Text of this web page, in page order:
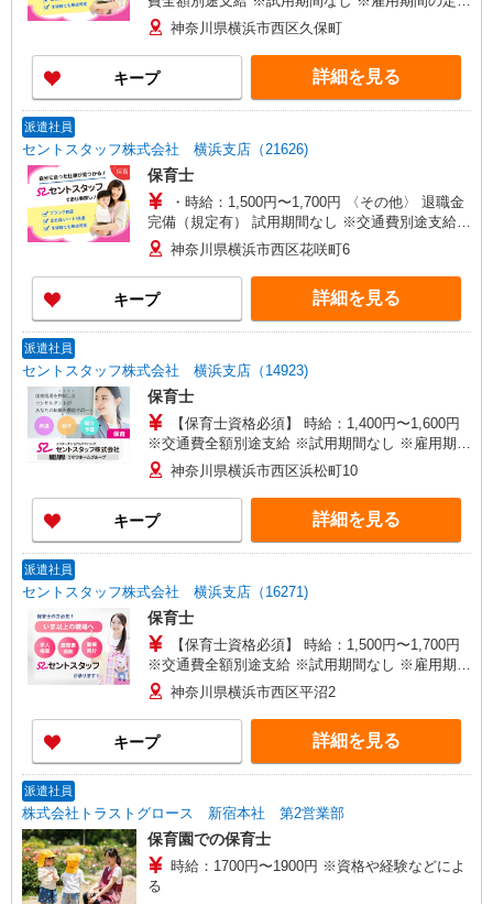
あり ※給与幅は経験・能力による
神奈川県横浜市西区久保町
キープ 詳細を見る
派遣社員
セントスタッフ株式会社 横浜支店（21626)
保育士
・時給：1,500円〜1,700円 〈その他〉 退職金
完備（規定有） 試用期間なし ※交通費別途支給
※試用期間なし ※雇用期間の定めあり ※給与幅は
経験・能力による
神奈川県横浜市西区花咲町6
キープ 詳細を見る
派遣社員
セントスタッフ株式会社 横浜支店（14923)
保育士
【保育士資格必須】 時給：1,400円〜1,600円
※交通費全額別途支給 ※試用期間なし ※雇用期間
の定めあり ※給与幅は経験・能力による
神奈川県横浜市西区浜松町10
キープ 詳細を見る
派遣社員
セントスタッフ株式会社 横浜支店（16271)
保育士
【保育士資格必須】 時給：1,500円〜1,700円
※交通費全額別途支給 ※試用期間なし ※雇用期間
の定めあり ※給与幅は経験・能力による
神奈川県横浜市西区平沼2
キープ 詳細を見る
派遣社員
株式会社トラストグロース 新宿本社 第2営業部
保育園での保育士
時給：1700円〜1900円 ※資格や経験などによ
る